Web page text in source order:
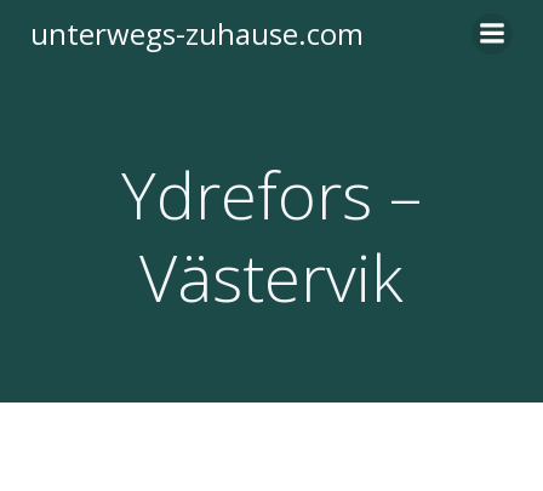
Inhalt
unterwegs-zuhause.com
Ydrefors –
Västervik